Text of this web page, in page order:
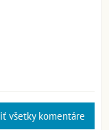
všetky komentáre